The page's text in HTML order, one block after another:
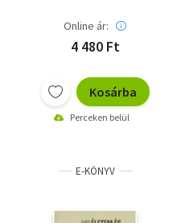
Online ár:
4 480 Ft
Kosárba
Perceken belül
E-KÖNYV